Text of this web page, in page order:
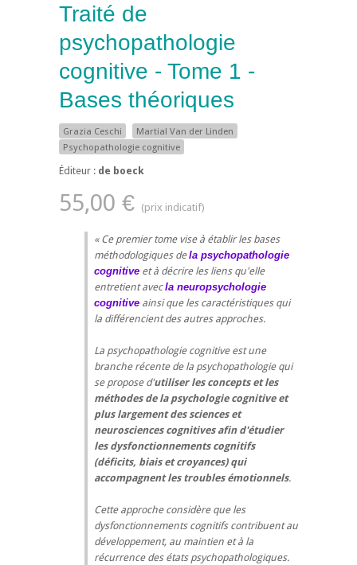
Traité de
psychopathologie
cognitive - Tome 1 -
Bases théoriques
Grazia Ceschi
Martial Van der Linden
Psychopathologie cognitive
Éditeur : de boeck
55,00 €
Ce premier tome vise à établir les bases
méthodologiques dela psychopathologie
cognitive et à décrire les liens qu'elle
entretient avecla neuropsychologie
cognitive ainsi que les caractéristiques qui
la différencient des autres approches.
La psychopathologie cognitive est une
branche récente de la psychopathologie qui
se propose d'utiliser les concepts et les
méthodes de la psychologie cognitive et
plus largement des sciences et
neurosciences cognitives afin d'étudier
les dysfonctionnements cognitifs
(déficits, biais et croyances) qui
accompagnent les troubles émotionnels.
Cette approche considère que les
dysfonctionnements cognitifs contribuent au
développement, au maintien et à la
récurrence des états psychopathologiques.